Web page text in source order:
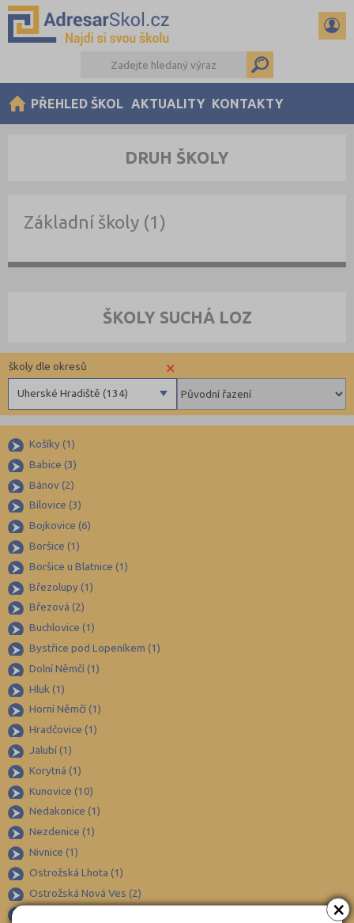
×
PŘEHLED ŠKOL AKTUALITY KONTAKTY
DRUH ŠKOLY
Základní školy (1)
ŠKOLY SUCHÁ LOZ
×
Uherské Hradiště (134)
školy dle okresů
Beroun (85)
Blansko (88)
Brno-město (317)
Brno-venkov (149)
Bruntál (73)
Břeclav (84)
Česká Lípa (79)
České Budějovice (173)
Český Krumlov (49)
Děčín (106)
Domažlice (49)
Frýdek-Místek (164)
Havlíčkův Brod (82)
Hodonín (119)
Hradec Králové (139)
Cheb (61)
Chomutov (65)
Chrudim (88)
Jablonec nad Nisou (67)
Jeseník (42)
Košíky (1)
Babice (3)
Bánov (2)
Bílovice (3)
Bojkovice (6)
Boršice (1)
Boršice u Blatnice (1)
Březolupy (1)
Březová (2)
Buchlovice (1)
Bystřice pod Lopeníkem (1)
Dolní Němčí (1)
Hluk (1)
Horní Němčí (1)
Hradčovice (1)
Jalubí (1)
Korytná (1)
Kunovice (10)
Nedakonice (1)
Nezdenice (1)
Nivnice (1)
Ostrožská Lhota (1)
Ostrožská Nová Ves (2)